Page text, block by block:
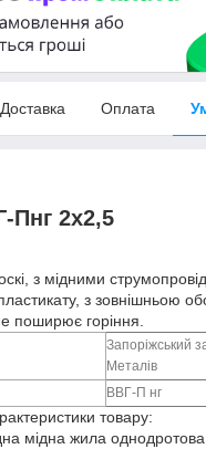
Доставка Оплата
Пнг 2х2,5
з мідними
з зовнішньою
поширює горіння.
Запоріжський
Металів
ВВГ-П нг
товару:
мідна жила однодротова